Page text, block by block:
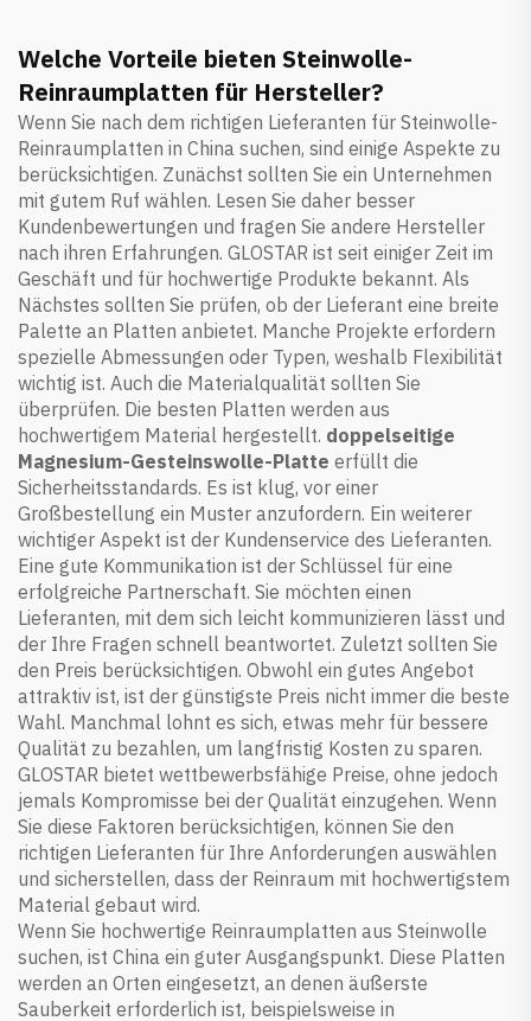
Welche Vorteile bieten Steinwolle-
Reinraumplatten für Hersteller?
Wenn Sie nach dem richtigen Lieferanten für Steinwolle-
Reinraumplatten in China suchen, sind einige Aspekte zu
berücksichtigen. Zunächst sollten Sie ein Unternehmen
mit gutem Ruf wählen. Lesen Sie daher besser
Kundenbewertungen und fragen Sie andere Hersteller
nach ihren Erfahrungen. GLOSTAR ist seit einiger Zeit im
Geschäft und für hochwertige Produkte bekannt. Als
Nächstes sollten Sie prüfen, ob der Lieferant eine breite
Palette an Platten anbietet. Manche Projekte erfordern
spezielle Abmessungen oder Typen, weshalb Flexibilität
wichtig ist. Auch die Materialqualität sollten Sie
überprüfen. Die besten Platten werden aus
hochwertigem Material hergestellt. doppelseitige
Magnesium-Gesteinswolle-Platte erfüllt die
Sicherheitsstandards. Es ist klug, vor einer
Großbestellung ein Muster anzufordern. Ein weiterer
wichtiger Aspekt ist der Kundenservice des Lieferanten.
Eine gute Kommunikation ist der Schlüssel für eine
erfolgreiche Partnerschaft. Sie möchten einen
Lieferanten, mit dem sich leicht kommunizieren lässt und
der Ihre Fragen schnell beantwortet. Zuletzt sollten Sie
den Preis berücksichtigen. Obwohl ein gutes Angebot
attraktiv ist, ist der günstigste Preis nicht immer die beste
Wahl. Manchmal lohnt es sich, etwas mehr für bessere
Qualität zu bezahlen, um langfristig Kosten zu sparen.
GLOSTAR bietet wettbewerbsfähige Preise, ohne jedoch
jemals Kompromisse bei der Qualität einzugehen. Wenn
Sie diese Faktoren berücksichtigen, können Sie den
richtigen Lieferanten für Ihre Anforderungen auswählen
und sicherstellen, dass der Reinraum mit hochwertigstem
Material gebaut wird.
Wenn Sie hochwertige Reinraumplatten aus Steinwolle
suchen, ist China ein guter Ausgangspunkt. Diese Platten
werden an Orten eingesetzt, an denen äußerste
Sauberkeit erforderlich ist, beispielsweise in